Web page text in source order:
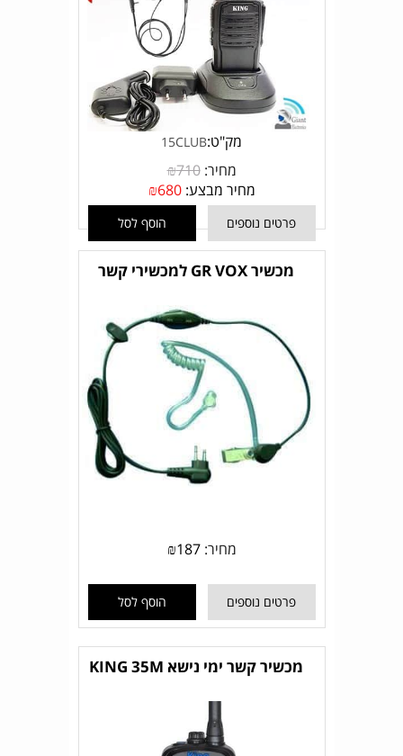
מק"ט:15CLUB
מחיר: ₪710
מחיר מבצע:
₪680
פרטים נוספים הוסף לסל
מכשיר GR VOX למכשירי קשר
מחיר: ₪187
פרטים נוספים הוסף לסל
מכשיר קשר ימי נישא KING 35M